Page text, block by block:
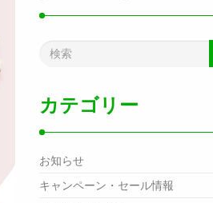
カテゴリー
お知らせ
キャンペーン・セール情報